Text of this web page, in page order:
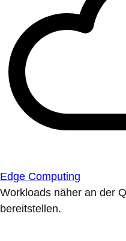
Edge Computing
Workloads näher an der
bereitstellen.